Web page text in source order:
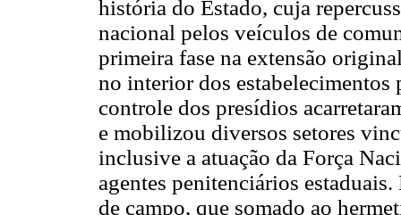
história do Estado, cuja
nacional pelos veículos de
primeira fase na extensão
no interior dos estabelecimentos
controle dos presídios
e mobilizou diversos setores
inclusive a atuação da Força
agentes penitenciários
de campo, que somado ao